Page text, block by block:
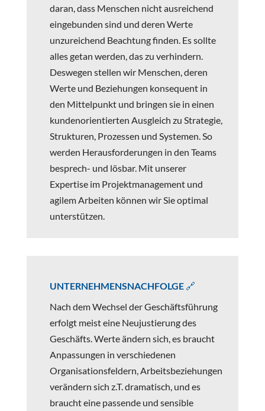
daran, dass Menschen nicht ausreichend
eingebunden sind und deren Werte
unzureichend Beachtung finden. Es sollte
alles getan werden, das zu verhindern.
Deswegen stellen wir Menschen, deren
Werte und Beziehungen konsequent in
den Mittelpunkt und bringen sie in einen
kundenorientierten Ausgleich zu Strategie,
Strukturen, Prozessen und Systemen. So
werden Herausforderungen in den Teams
besprech- und lösbar. Mit unserer
Expertise im Projektmanagement und
agilem Arbeiten können wir Sie optimal
unterstützen.
UNTERNEHMENSNACHFOLGE 🔗
Nach dem Wechsel der Geschäftsführung
erfolgt meist eine Neujustierung des
Geschäfts. Werte ändern sich, es braucht
Anpassungen in verschiedenen
Organisationsfeldern, Arbeitsbeziehungen
verändern sich z.T. dramatisch, und es
braucht eine passende und sensible